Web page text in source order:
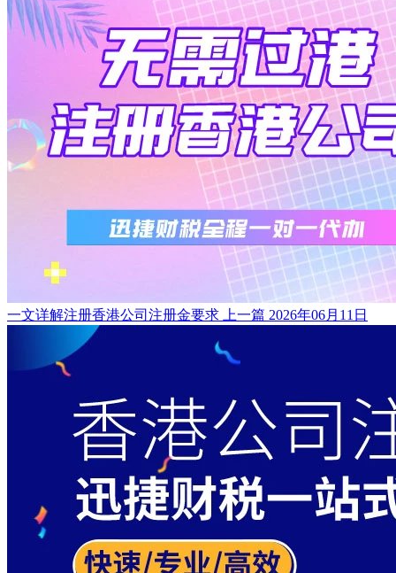
一文详解注册香港公司注册金要求 上一篇 2026年06月11日